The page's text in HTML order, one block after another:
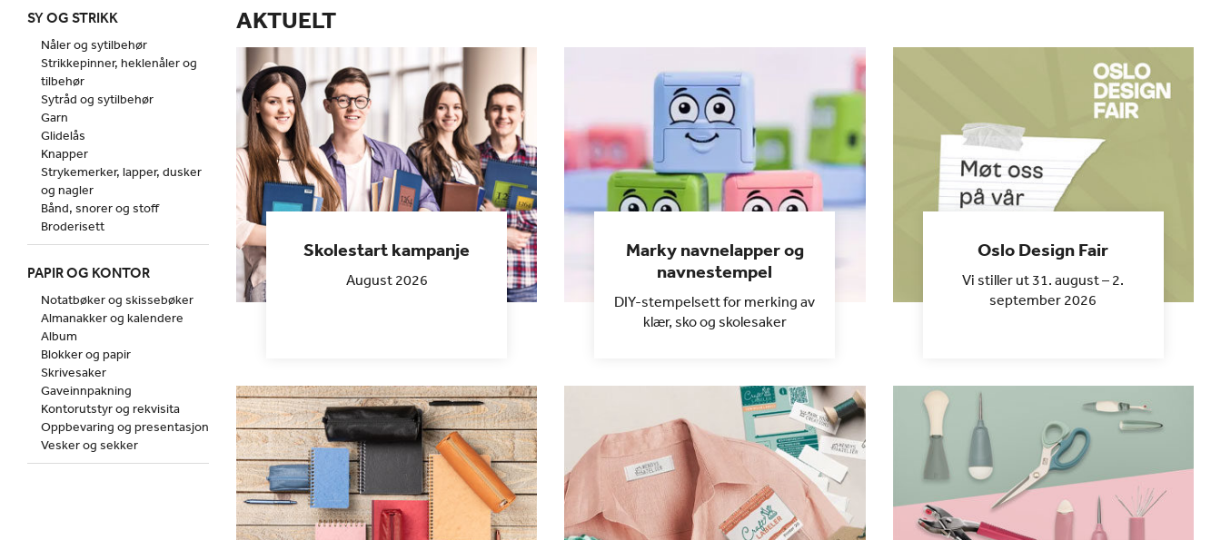
AKTUELT
Skolestart kampanje
August 2026
Marky navnelapper og
navnestempel
DIY-stempelsett for merking av
klær, sko og skolesaker
Oslo Design Fair
Vi stiller ut 31. august – 2.
september 2026
SY OG STRIKK
Nåler og sytilbehør
Strikkepinner, heklenåler og
tilbehør
Sytråd og sytilbehør
Garn
Glidelås
Knapper
Strykemerker, lapper, dusker
og nagler
Bånd, snorer og stoff
Broderisett
PAPIR OG KONTOR
Notatbøker og skissebøker
Almanakker og kalendere
Album
Blokker og papir
Skrivesaker
Gaveinnpakning
Kontorutstyr og rekvisita
Oppbevaring og presentasjon
Vesker og sekker